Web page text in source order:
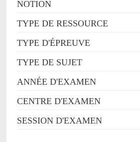
NOTION
TYPE DE RESSOURCE
TYPE D'ÉPREUVE
TYPE DE SUJET
ANNÉE D'EXAMEN
CENTRE D'EXAMEN
SESSION D'EXAMEN